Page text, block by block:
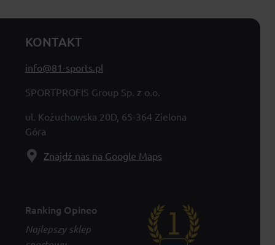
KONTAKT
info@81-sports.pl
SPORTPROFIS Group Sp. z o.o.
ul. Kożuchowska 20D, 65-364 Zielona
Góra
Znajdź nas na Google Maps
Ranking Opineo
Najlepszy sklep